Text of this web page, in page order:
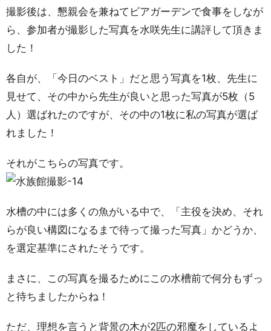
撮影後は、懇親会を兼ねてビアガーデンで食事をしなが
ら、参加者が撮影した写真を水咲先生に講評して頂きま
した！
各自が、「今日のベスト」だと思う写真を1枚、先生に
見せて、その中から先生が良いと思った写真が5枚（5
人）選ばれたのですが、その中の1枚に私の写真が選ば
れました！
それがこちらの写真です。
水槽の中には多くの魚がいる中で、「主役を決め、それ
らが良い構図になるまで待って撮った写真」かどうか、
を選定基準にされたそうです。
まさに、この写真を撮るためにこの水槽前で何分もずっ
と待ちましたからね！
ただ、理想を言うと背景の木が2匹の邪魔をしているよ